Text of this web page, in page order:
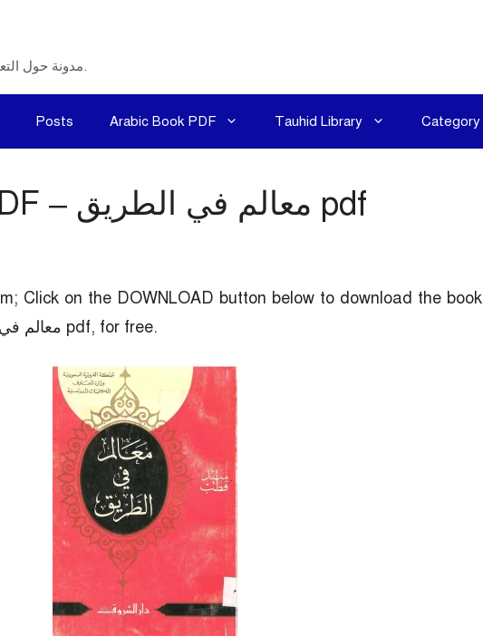
مدونة حول التعاليم الإسلامية والدعوة إلى التوحيد.
Posts Arabic Book PDF Tauhid Library Category
Milestones PDF – معالم في الطريق pdf
Click on the DOWNLOAD button below to download the book
Milestones PDF – معالم في الطريق pdf, for free.